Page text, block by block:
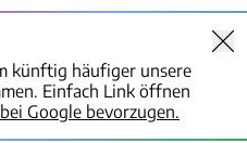
künftig häufiger unsere
Einfach Link öffnen
Google bevorzugen.